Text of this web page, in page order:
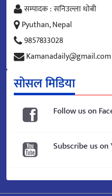
सम्पादक : सनिउल्ला धोबी
Pyuthan, Nepal
9857833028
Kamanadaily@gmail.com
सोसल मिडिया
Follow us on
Subscribe us on